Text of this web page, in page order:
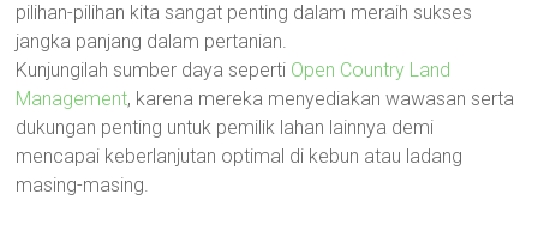
pilihan-pilihan kita sangat penting dalam meraih sukses
jangka panjang dalam pertanian.
Kunjungilah sumber daya seperti Open Country Land
Management, karena mereka menyediakan wawasan serta
dukungan penting untuk pemilik lahan lainnya demi
mencapai keberlanjutan optimal di kebun atau ladang
masing-masing.